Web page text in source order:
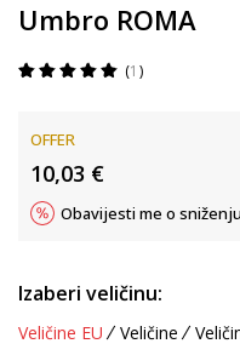
Umbro ROMA
1
OFFER
10,03 €
Obavijesti me o sniženju
Izaberi veličinu:
Veličine EU Veličine